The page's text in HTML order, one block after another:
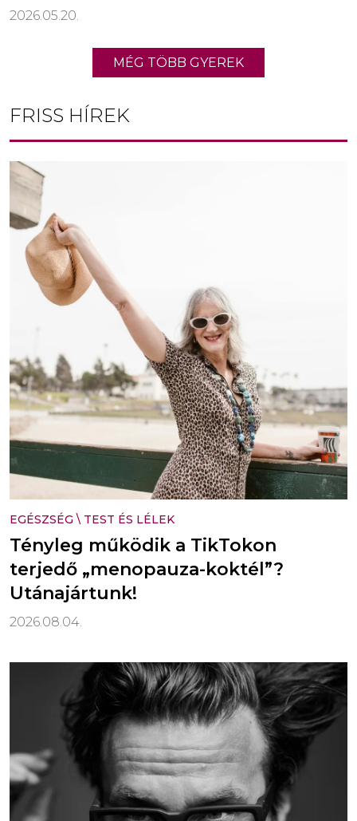
2026.05.20.
MÉG TÖBB GYEREK
FRISS HÍREK
EGÉSZSÉG \ TEST ÉS LÉLEK
Tényleg működik a TikTokon
terjedő „menopauza-koktél”?
Utánajártunk!
2026.08.04.